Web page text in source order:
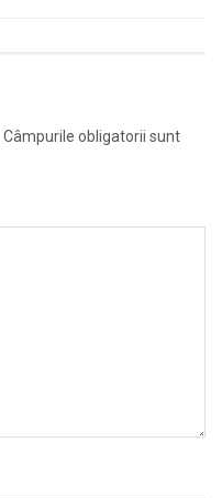
Câmpurile obligatorii sunt